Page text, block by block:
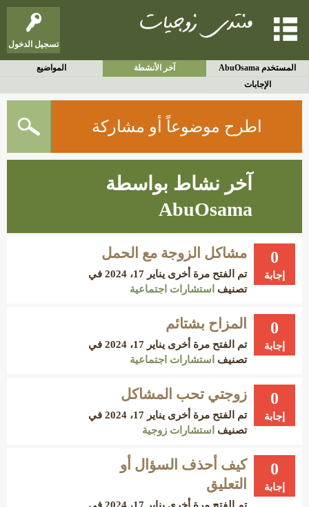
تسجيل الدخول
المستخدم AbuOsama آخر الأنشطة
المواضيع
الإجابات
اطرح موضوعاً أو مشاركة
آخر نشاط بواسطة
AbuOsama
0
إجابة
مشاكل الزوجة مع الحمل
تم الفتح مرة أخرى يناير 17، 2024
في
تصنيف
استشارات اجتماعية
0
إجابة
المزاح بشتائم
تم الفتح مرة أخرى يناير 17، 2024
في
تصنيف
استشارات اجتماعية
0
إجابة
زوجتي تحب المشاكل
تم الفتح مرة أخرى يناير 17، 2024
في
تصنيف
استشارات زوجية
0
إجابة
كيف أحذف السؤال أو
التعليق